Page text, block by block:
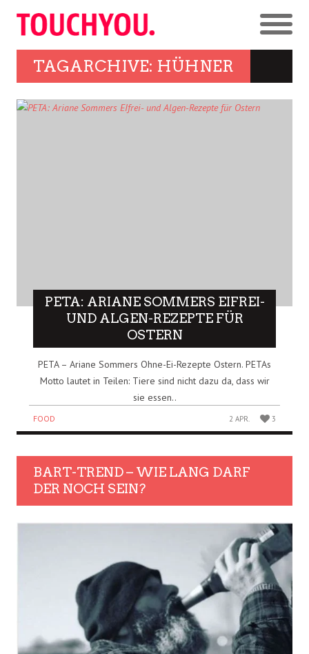
TAGARCHIVE: HÜHNER
PETA: ARIANE SOMMERS EIFREI-
UND ALGEN-REZEPTE FÜR
OSTERN
PETA – Ariane Sommers Ohne-Ei-Rezepte Ostern. PETAs
Motto lautet in Teilen: Tiere sind nicht dazu da, dass wir
sie essen..
FOOD 2 APR. 3
BART-TREND – WIE LANG DARF
DER NOCH SEIN?